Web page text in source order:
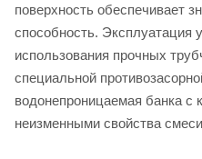
поверхность обеспечивает
способность. Эксплуатация
использования прочных
специальной
водонепроницаемая банка с
неизменными свойства